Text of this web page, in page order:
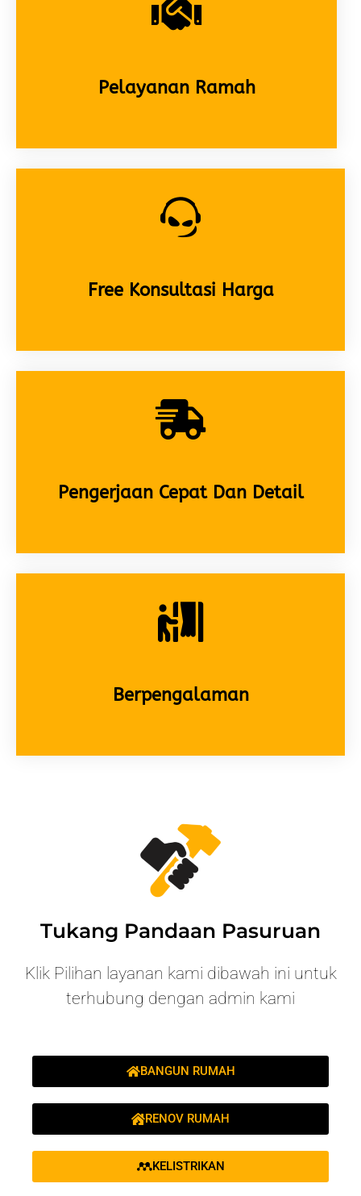
Pelayanan Ramah
Free Konsultasi Harga
Pengerjaan Cepat Dan Detail
Berpengalaman
Tukang Pandaan Pasuruan
Klik Pilihan layanan kami dibawah ini untuk
terhubung dengan admin kami
BANGUN RUMAH
RENOV RUMAH
KELISTRIKAN